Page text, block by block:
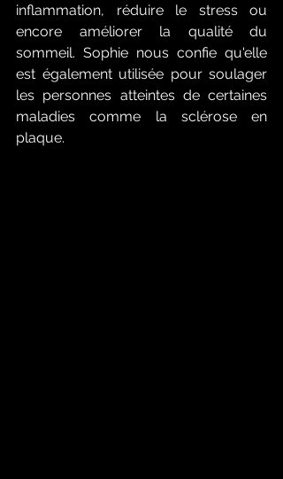
inflammation, réduire le stress ou
encore améliorer la qualité du
sommeil. Sophie nous confie qu'elle
est également utilisée pour soulager
les personnes atteintes de certaines
maladies comme la sclérose en
plaque.